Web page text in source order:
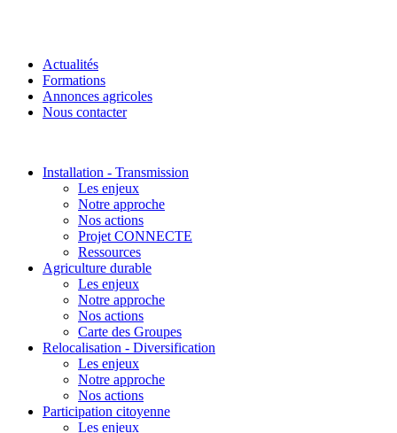
Actualités
Formations
Annonces agricoles
Nous contacter
Installation - Transmission
Les enjeux
Notre approche
Nos actions
Projet CONNECTE
Ressources
Agriculture durable
Les enjeux
Notre approche
Nos actions
Carte des Groupes
Relocalisation - Diversification
Les enjeux
Notre approche
Nos actions
Participation citoyenne
Les enjeux